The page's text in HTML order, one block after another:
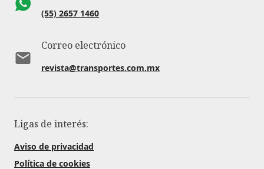
(55) 2657 1460
Correo electrónico
revista@transportes.com.mx
Ligas de interés:
Aviso de privacidad
Política de cookies